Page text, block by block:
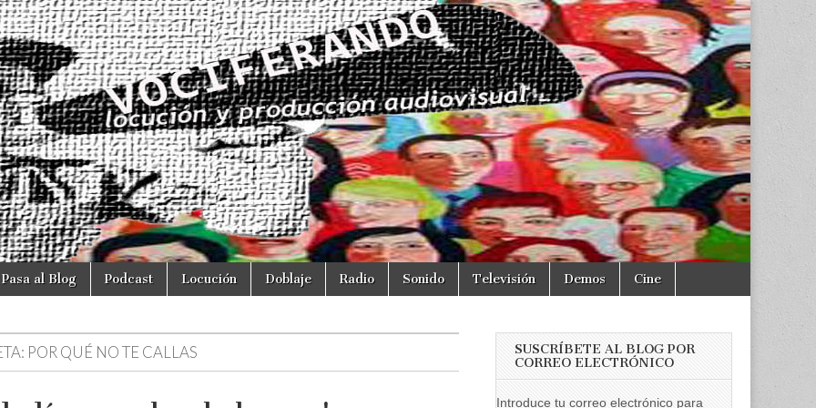
Pasa al Blog Podcast Locución Doblaje Radio Sonido Televisión Demos Cine
POR QUÉ NO TE CALLAS
SUSCRÍBETE AL BLOG POR
CORREO ELECTRÓNICO
Introduce tu correo electrónico para